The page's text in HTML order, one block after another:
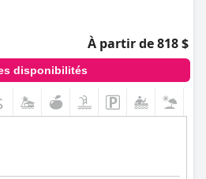
À partir de 818 $
disponibilités